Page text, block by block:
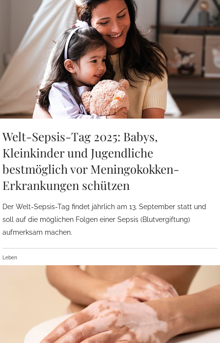
Welt-Sepsis-Tag 2025: Babys,
Kleinkinder und Jugendliche
bestmöglich vor Meningokokken-
Erkrankungen schützen
Der Welt-Sepsis-Tag findet jährlich am 13. September statt und
soll auf die möglichen Folgen einer Sepsis (Blutvergiftung)
aufmerksam machen.
Leben